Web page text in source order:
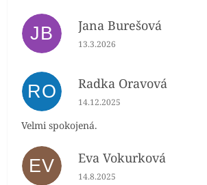
JB Jana Burešová
Hodnocení obchodu je 5 z 5
13.3.2026
RO Radka Oravová
Hodnocení obchodu je 5 z 5
14.12.2025
Velmi spokojená.
EV Eva Vokurková
Hodnocení obchodu je 5 z 5
14.8.2025